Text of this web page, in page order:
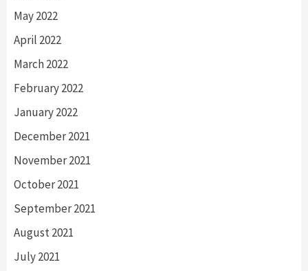
May 2022
April 2022
March 2022
February 2022
January 2022
December 2021
November 2021
October 2021
September 2021
August 2021
July 2021